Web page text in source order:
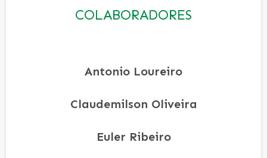
COLABORADORES
Antonio Loureiro
Claudemilson Oliveira
Euler Ribeiro